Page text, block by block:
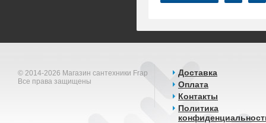
© 2014-2026 Магазин сантехники Frap
Все права защищены
Доставка
Оплата
Контакты
Политика